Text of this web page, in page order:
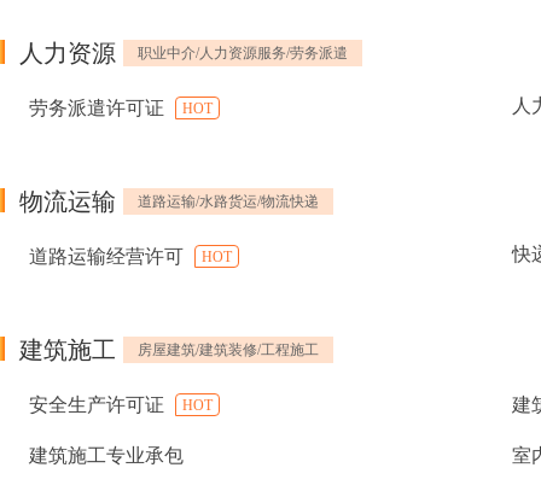
人力资源 职业中介/人力资源服务/劳务派遣
劳务派遣许可证 HOT 人
物流运输 道路运输/水路货运/物流快递
道路运输经营许可 HOT 快
建筑施工 房屋建筑/建筑装修/工程施工
安全生产许可证 HOT 建
建筑施工专业承包 室